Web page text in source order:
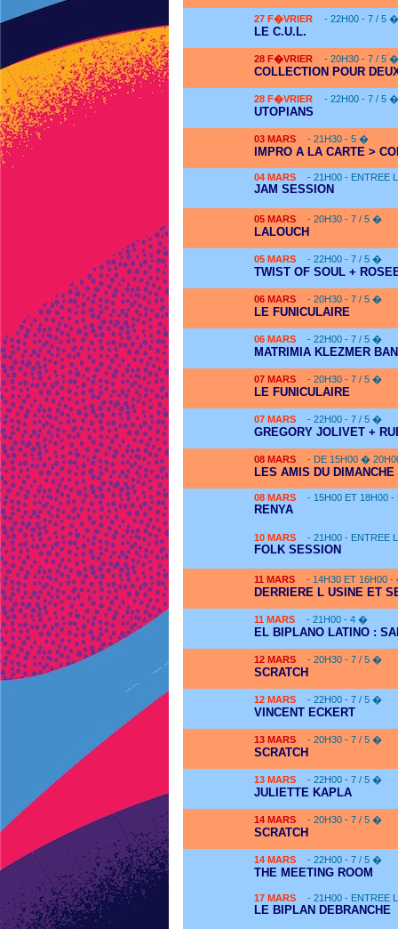
27 F�VRIER - 22H00 - 7 / 5 �
LE C.U.L.
28 F�VRIER - 20H30 - 7 / 5 �
COLLECTION POUR
28 F�VRIER - 22H00 - 7 / 5 �
UTOPIANS
03 MARS - 21H30 - 5 �
IMPRO A LA CARTE >
04 MARS - 21H00 - ENTREE
JAM SESSION
05 MARS - 20H30 - 7 / 5 �
LALOUCH
05 MARS - 22H00 - 7 / 5 �
TWIST OF SOUL +
06 MARS - 20H30 - 7 / 5 �
LE FUNICULAIRE
06 MARS - 22H00 - 7 / 5 �
MATRIMIA KLEZMER
07 MARS - 20H30 - 7 / 5 �
LE FUNICULAIRE
07 MARS - 22H00 - 7 / 5 �
GREGORY JOLIVET +
08 MARS - DE 15H00 �
LES AMIS DU DIMANCHE
08 MARS - 15H00 ET 18H00 -
RENYA
10 MARS - 21H00 - ENTREE
FOLK SESSION
11 MARS - 14H30 ET 16H00
DERRIERE L USINE ET
11 MARS - 21H00 - 4 �
EL BIPLANO LATINO :
12 MARS - 20H30 - 7 / 5 �
SCRATCH
12 MARS - 22H00 - 7 / 5 �
VINCENT ECKERT
13 MARS - 20H30 - 7 / 5 �
SCRATCH
13 MARS - 22H00 - 7 / 5 �
JULIETTE KAPLA
14 MARS - 20H30 - 7 / 5 �
SCRATCH
14 MARS - 22H00 - 7 / 5 �
THE MEETING ROOM
17 MARS - 21H00 - ENTREE
LE BIPLAN DEBRANCHE